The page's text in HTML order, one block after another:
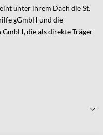
unter ihrem Dach die St.
gGmbH und die
die als direkte Träger